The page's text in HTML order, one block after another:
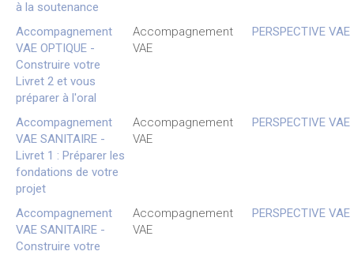
à la soutenance
Accompagnement
VAE OPTIQUE -
Construire votre
Livret 2 et vous
préparer à l'oral
Accompagnement
VAE
PERSPECTIVE VAE
Accompagnement
VAE SANITAIRE -
Livret 1 : Préparer les
fondations de votre
projet
Accompagnement
VAE
PERSPECTIVE VAE
Accompagnement
VAE SANITAIRE -
Construire votre
Accompagnement
VAE
PERSPECTIVE VAE